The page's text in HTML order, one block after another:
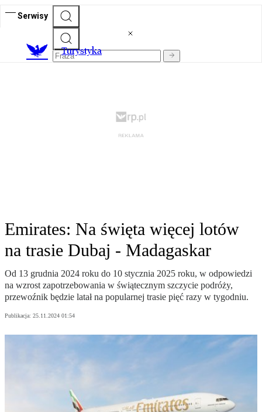
Serwisy
Turystyka
Emirates: Na święta więcej lotów
na trasie Dubaj - Madagaskar
Od 13 grudnia 2024 roku do 10 stycznia 2025 roku, w odpowiedzi
na wzrost zapotrzebowania w świątecznym szczycie podróży,
przewoźnik będzie latał na popularnej trasie pięć razy w tygodniu.
Publikacja: 25.11.2024 01:54